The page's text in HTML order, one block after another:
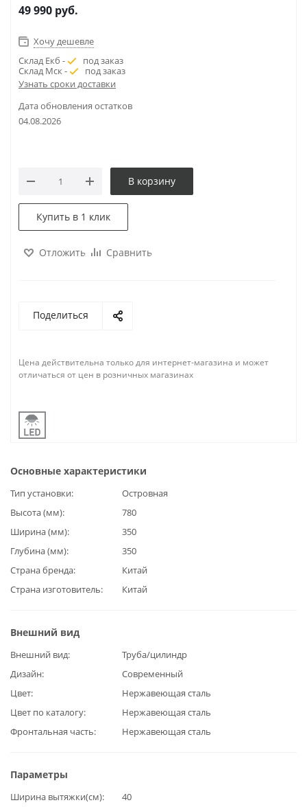
49 990 руб.
Хочу дешевле
Склад Екб -
под заказ
Склад Мск -
под заказ
Узнать сроки доставки
Дата обновления остатков
04.08.2026
В корзину
Купить в 1 клик
Отложить Сравнить
Поделиться
Цена действительна только для интернет-магазина и может
отличаться от цен в розничных магазинах
Основные характеристики
Тип установки
Островная
Высота (мм)
780
Ширина (мм)
350
Глубина (мм)
350
Страна бренда
Китай
Страна изготовитель
Китай
Внешний вид
Внешний вид
Труба/цилиндр
Дизайн
Современный
Цвет
Нержавеющая сталь
Цвет по каталогу
Нержавеющая сталь
Фронтальная часть
Нержавеющая сталь
Параметры
Ширина вытяжки(см) 40